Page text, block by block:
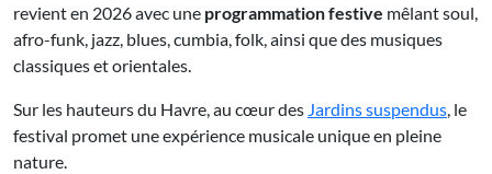
revient en 2026 avec une programmation festive mêlant soul,
afro-funk, jazz, blues, cumbia, folk, ainsi que des musiques
classiques et orientales.
Sur les hauteurs du Havre, au cœur des Jardins suspendus , le
festival promet une expérience musicale unique en pleine
nature.